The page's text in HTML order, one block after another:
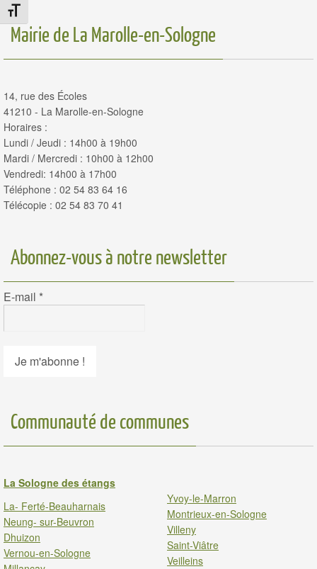
Changer la taille de la police
Mairie de La Marolle-en-Sologne
14, rue des Écoles
41210 - La Marolle-en-Sologne
Horaires :
Lundi / Jeudi : 14h00 à 19h00
Mardi / Mercredi : 10h00 à 12h00
Vendredi: 14h00 à 17h00
Téléphone : 02 54 83 64 16
Télécopie : 02 54 83 70 41
Abonnez-vous à notre newsletter
E-mail *
Communauté de communes
La Sologne des étangs
La- Ferté-Beauharnais
Neung- sur-Beuvron
Dhuizon
Vernou-en-Sologne
Yvoy-le-Marron
Montrieux-en-Sologne
Villeny
Saint-Viâtre
Veilleins